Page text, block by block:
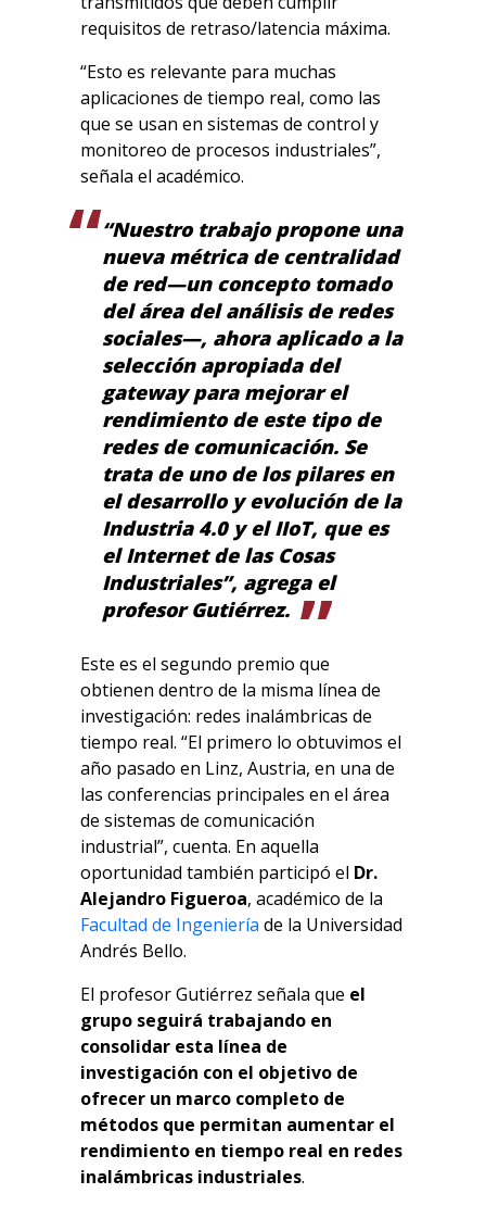
requisitos de retraso/latencia máxima.
“Esto es relevante para muchas
aplicaciones de tiempo real, como las
que se usan en sistemas de control y
monitoreo de procesos industriales”,
señala el académico.
“Nuestro trabajo propone una
nueva métrica de centralidad
de red—un concepto tomado
del área del análisis de redes
sociales—, ahora aplicado a la
selección apropiada del
gateway para mejorar el
rendimiento de este tipo de
redes de comunicación. Se
trata de uno de los pilares en
el desarrollo y evolución de la
Industria 4.0 y el IIoT, que es
el Internet de las Cosas
Industriales”, agrega el
profesor Gutiérrez.
Este es el segundo premio que
obtienen dentro de la misma línea de
investigación: redes inalámbricas de
tiempo real. “El primero lo obtuvimos el
año pasado en Linz, Austria, en una de
las conferencias principales en el área
de sistemas de comunicación
industrial”, cuenta. En aquella
oportunidad también participó el Dr.
Alejandro Figueroa, académico de la
Facultad de Ingeniería de la Universidad
Andrés Bello.
El profesor Gutiérrez señala que el
grupo seguirá trabajando en
consolidar esta línea de
investigación con el objetivo de
ofrecer un marco completo de
métodos que permitan aumentar el
rendimiento en tiempo real en redes
inalámbricas industriales.